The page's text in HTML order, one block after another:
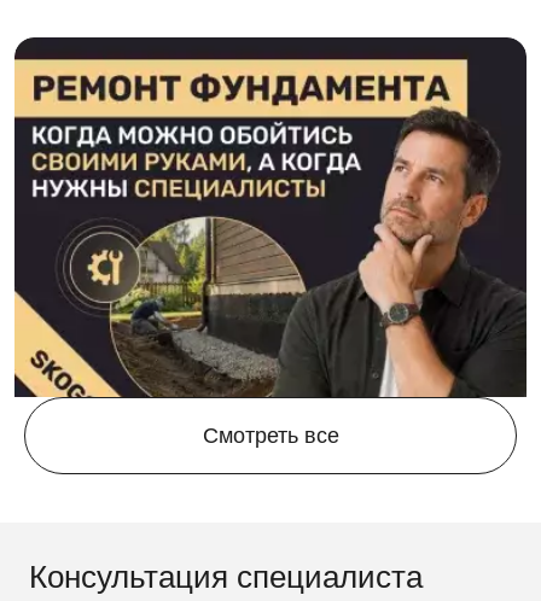
26.06.2026
Ремонт фундамента частного дома: диагностика
Смотреть все
Консультация специалиста